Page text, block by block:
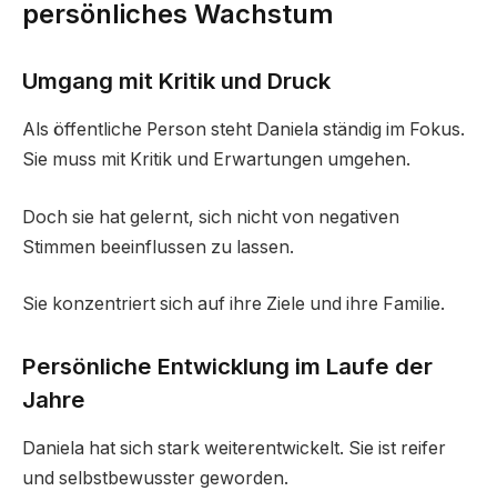
persönliches Wachstum
Umgang mit Kritik und Druck
Als öffentliche Person steht Daniela ständig im Fokus.
Sie muss mit Kritik und Erwartungen umgehen.
Doch sie hat gelernt, sich nicht von negativen
Stimmen beeinflussen zu lassen.
Sie konzentriert sich auf ihre Ziele und ihre Familie.
Persönliche Entwicklung im Laufe der
Jahre
Daniela hat sich stark weiterentwickelt. Sie ist reifer
und selbstbewusster geworden.